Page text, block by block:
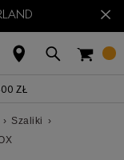
×
ZŁ
› Szaliki ›